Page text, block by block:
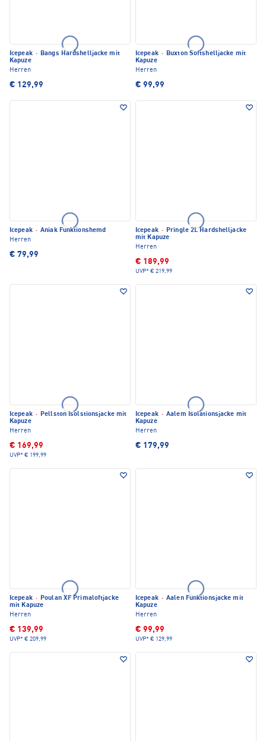
Icepeak · Bangs Hardshelljacke mit
Kapuze
Herren
€ 129,99
Icepeak · Buxton Softshelljacke mit
Kapuze
Herren
€ 99,99
Icepeak · Aniak Funktionshemd
Herren
€ 79,99
Icepeak · Pringle 2L Hardshelljacke
mit Kapuze
Herren
€ 189,99
UVP* € 219,99
Icepeak · Pellston Isolstionsjacke mit
Kapuze
Herren
€ 169,99
UVP* € 199,99
Icepeak · Aalem Isolationsjacke mit
Kapuze
Herren
€ 179,99
Icepeak · Poulan XF Primaloftjacke
mit Kapuze
Herren
€ 139,99
UVP* € 209,99
Icepeak · Aalen Funktionsjacke mit
Kapuze
Herren
€ 99,99
UVP* € 129,99